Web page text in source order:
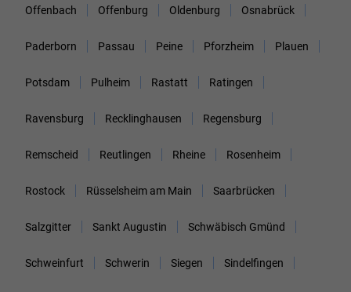
Offenbach Offenburg Oldenburg Osnabrück
Paderborn Passau Peine Pforzheim Plauen
Potsdam Pulheim Rastatt Ratingen
Ravensburg Recklinghausen Regensburg
Remscheid Reutlingen Rheine Rosenheim
Rostock Rüsselsheim am Main Saarbrücken
Salzgitter Sankt Augustin Schwäbisch Gmünd
Schweinfurt Schwerin Siegen Sindelfingen